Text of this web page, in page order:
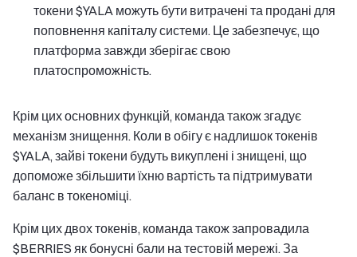
токени $YALA можуть бути витрачені та продані для
поповнення капіталу системи. Це забезпечує, що
платформа завжди зберігає свою
платоспроможність.
Крім цих основних функцій, команда також згадує
механізм знищення. Коли в обігу є надлишок токенів
$YALA, зайві токени будуть викуплені і знищені, що
допоможе збільшити їхню вартість та підтримувати
баланс в токеноміці.
Крім цих двох токенів, команда також запровадила
$BERRIES як бонусні бали на тестовій мережі. За